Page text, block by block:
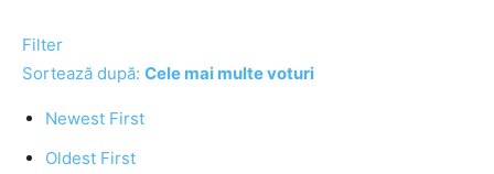
Filter
Sortează după: Cele mai multe voturi
Newest First
Oldest First